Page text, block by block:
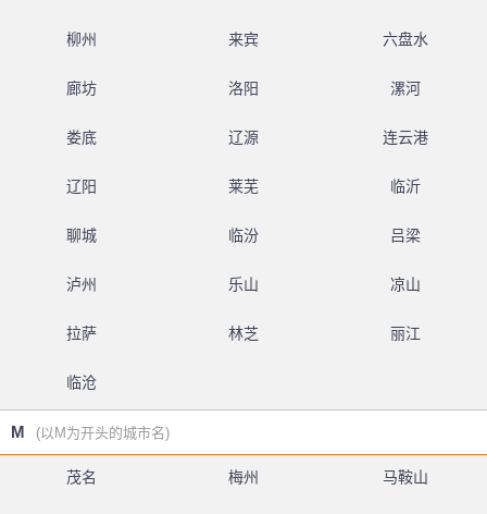
柳州 来宾 六盘水
廊坊 洛阳 漯河
娄底 辽源 连云港
辽阳 莱芜 临沂
聊城 临汾 吕梁
泸州 乐山 凉山
拉萨 林芝 丽江
临沧
M (以M为开头的城市名)
茂名 梅州 马鞍山